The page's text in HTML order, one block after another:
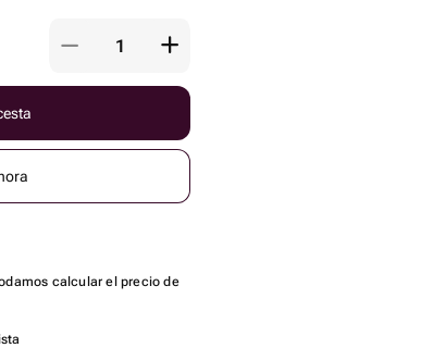
calcular el precio de